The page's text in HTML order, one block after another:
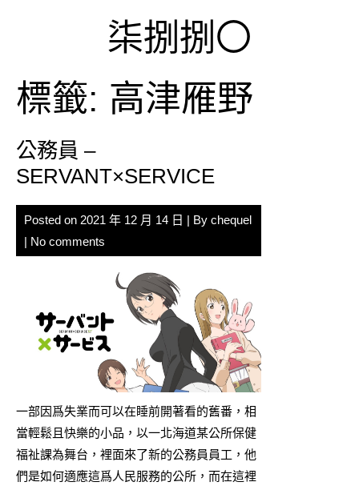
柒捌捌〇
標籤: 高津雁野
公務員 –
SERVANT×SERVICE
Posted on 2021 年 12 月 14 日 | By chequel
| No comments
一部因爲失業而可以在睡前開著看的舊番，相
當輕鬆且快樂的小品，以一北海道某公所保健
福祉課為舞台，裡面來了新的公務員員工，他
們是如何適應這爲人民服務的公所，而在這裡